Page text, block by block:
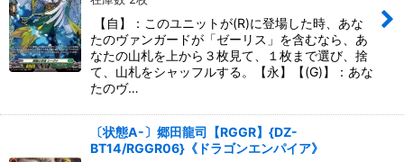
【自】：このユニットが(R)に登場した時、あな
たのヴァンガードが「ゼーリス」を含むなら、あ
なたの山札を上から３枚見て、１枚まで選び、捨
て、山札をシャッフルする。【永】【(G)】：あな
たのヴ…
〔状態A-〕郷田龍司【RGGR】{DZ-
BT14/RGGR06}《ドラゴンエンパイア》